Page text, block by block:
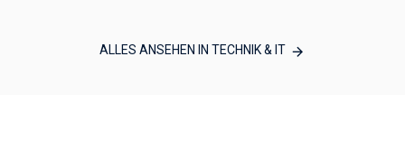
ALLES ANSEHEN IN TECHNIK & IT